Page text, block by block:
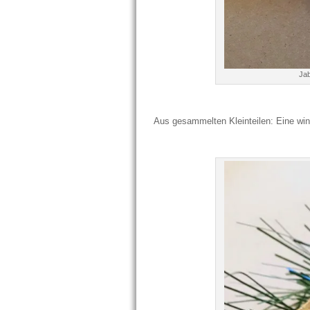
Aus gesammelten Kleinteilen: Eine